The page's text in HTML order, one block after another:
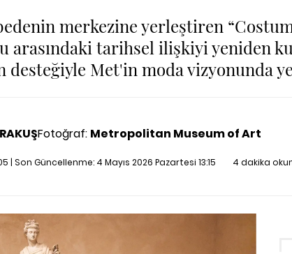
merkezine yerleştiren
arasındaki tarihsel ilişkiyi yeniden
desteğiyle Met'in moda vizyonunda
Fotoğraf: Metropolitan Museum of Art
| Son Güncellenme: 4 Mayıs 2026 Pazartesi 13:15 4 dakika